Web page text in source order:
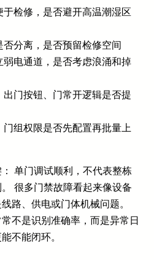
检修，是否避开高温潮湿区
分离，是否预留检修空间
弱电通道，是否考虑浪涌和掉
门按钮、门常开逻辑是否提
组权限是否先配置再批量上
单门调试顺利，不代表整栋
很多门禁故障看起来像设备
路、供电或门体机械问题。
不是识别准确率，而是异常日
不能闭环。